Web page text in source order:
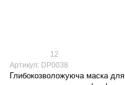
12
Артикул: DP0038
Глибокозволожуюча маска для